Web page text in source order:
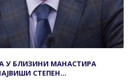
У БЛИЗИНИ МАНАСТИРА
СТЕПЕН